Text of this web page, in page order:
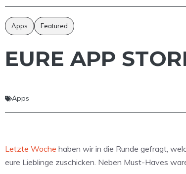
Apps Featured
EURE APP
Apps
Letzte Woche haben wir in die Runde gefragt,
eure Lieblinge zuschicken. Neben Must-Haves